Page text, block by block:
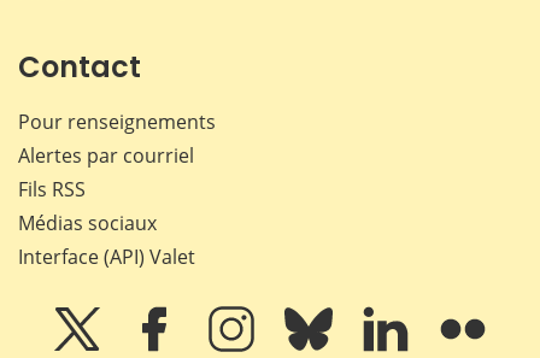
Contact
Pour renseignements
Alertes par courriel
Fils RSS
Médias sociaux
Interface (API) Valet